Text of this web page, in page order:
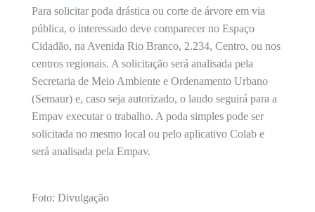
Para solicitar poda drástica ou corte de árvore em via
pública, o interessado deve comparecer no Espaço
Cidadão, na Avenida Rio Branco, 2.234, Centro, ou nos
centros regionais. A solicitação será analisada pela
Secretaria de Meio Ambiente e Ordenamento Urbano
(Semaur) e, caso seja autorizado, o laudo seguirá para a
Empav executar o trabalho. A poda simples pode ser
solicitada no mesmo local ou pelo aplicativo Colab e
será analisada pela Empav.
Foto: Divulgação